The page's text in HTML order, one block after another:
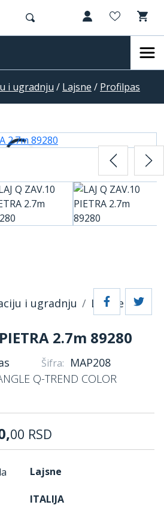
i ugradnju / Lajsne / Profilpas
i ugradnju Lajsne
2.7m 89280
Šifra: MAP208
Q-TREND COLOR
00 RSD
Lajsne
ITALIJA